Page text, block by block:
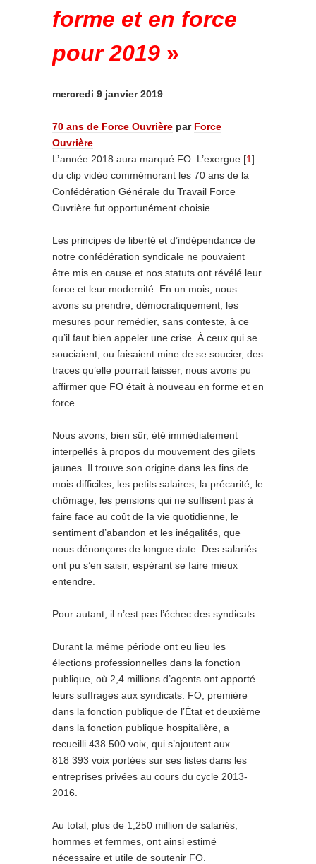
forme et en force
pour 2019 »
mercredi 9 janvier 2019
70 ans de Force Ouvrière par Force
Ouvrière
L’ année 2018 aura marqué FO. L’exergue [1]
du clip vidéo commémorant les 70 ans de la
Confédération Générale du Travail Force
Ouvrière fut opportunément choisie.
Les principes de liberté et d’indépendance de
notre confédération syndicale ne pouvaient
être mis en cause et nos statuts ont révélé leur
force et leur modernité. En un mois, nous
avons su prendre, démocratiquement, les
mesures pour remédier, sans conteste, à ce
qu’il faut bien appeler une crise. À ceux qui se
souciaient, ou faisaient mine de se soucier, des
traces qu’elle pourrait laisser, nous avons pu
affirmer que FO était à nouveau en forme et en
force
Nous avons, bien sûr, été immédiatement
interpellés à propos du mouvement des gilets
jaunes. Il trouve son origine dans les fins de
mois difficiles, les petits salaires, la précarité, le
chômage, les pensions qui ne suffisent pas à
faire face au coût de la vie quotidienne, le
sentiment d’abandon et les inégalités, que
nous dénonçons de longue date. Des salariés
ont pu s’en saisir, espérant se faire mieux
entendre.
Pour autant, il n’est pas l’échec des syndicats.
Durant la même période ont eu lieu les
élections professionnelles dans la fonction
publique, où 2,4 millions d’agents ont apporté
leurs suffrages aux syndicats. FO, première
dans la fonction publique de l’État et deuxième
dans la fonction publique hospitalière, a
recueilli 438 500 voix, qui s’ajoutent aux
818 393 voix portées sur ses listes dans les
entreprises privées au cours du cycle 2013-
2016.
Au total, plus de 1,250 million de salariés,
hommes et femmes, ont ainsi estimé
nécessaire et utile de soutenir FO.